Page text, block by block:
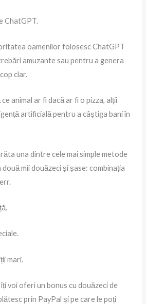
ChatGPT.
oamenilor folosesc ChatGPT
amuzante sau pentru a genera
clar.
animal ar fi dacă ar fi o pizza, alții
artificială pentru a câștiga bani în
una dintre cele mai simple metode
mii douăzeci și șase: combinația
mari.
voi oferi un bonus cu douăzeci de
prin PayPal și pe care le poți